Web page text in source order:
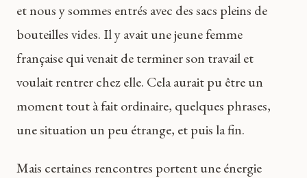
et nous y sommes entrés avec des sacs pleins de
bouteilles vides. Il y avait une jeune femme
française qui venait de terminer son travail et
voulait rentrer chez elle. Cela aurait pu être un
moment tout à fait ordinaire, quelques phrases,
une situation un peu étrange, et puis la fin.
Mais certaines rencontres portent une énergie